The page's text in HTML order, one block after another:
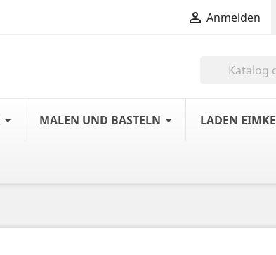
 Anmelden
MALEN UND BASTELN LADEN EIMKE